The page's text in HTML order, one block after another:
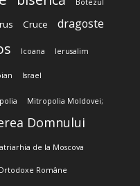
Botezul
Cruce dragoste
Icoana Ierusalim
Israel
Mitropolia Moldovei;
Domnului
de la Moscova
Române